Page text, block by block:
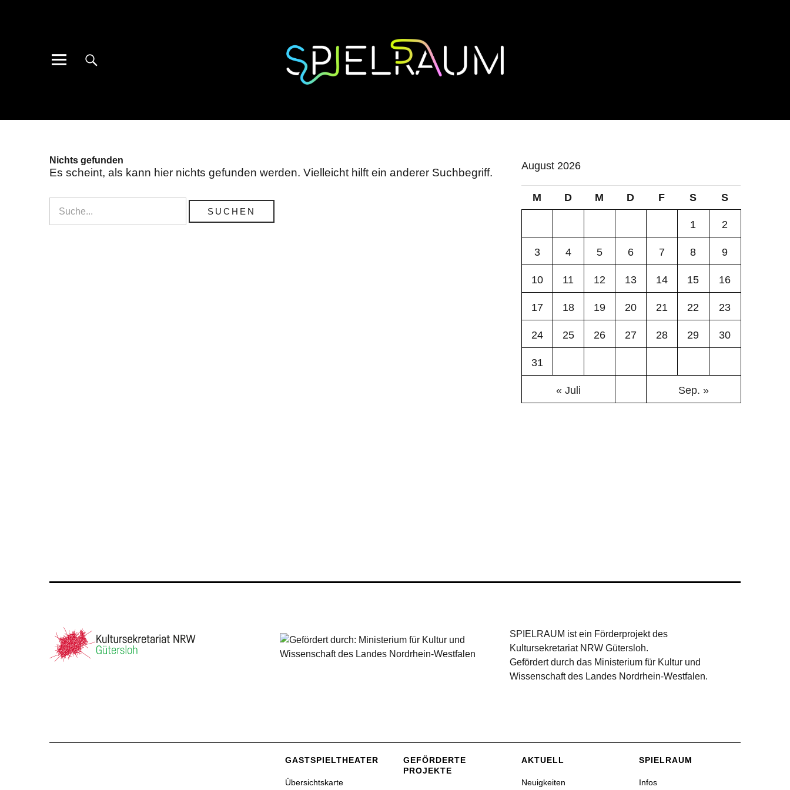
Nichts gefunden
Es scheint, als kann hier nichts gefunden werden. Vielleicht hilft ein anderer Suchbegriff.
August 2026
M D M D F S S
1 2
3 4 5 6 7 8 9
10 11 12 13 14 15 16
17 18 19 20 21 22 23
24 25 26 27 28 29 30
31
« Juli Sep. »
SPIELRAUM ist ein Förderprojekt des
Kultursekretariat NRW Gütersloh.
Gefördert durch das Ministerium für Kultur und
Wissenschaft des Landes Nordrhein-Westfalen.
GASTSPIEL­THEATER
Übersichtskarte
GEFÖRDERTE
PROJEKTE
AKTUELL
Neuigkeiten
SPIELRAUM
Infos